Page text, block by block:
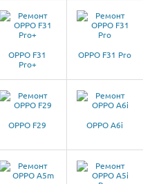
OPPO F31
Pro+
OPPO F31 Pro
OPPO F29 OPPO A6i